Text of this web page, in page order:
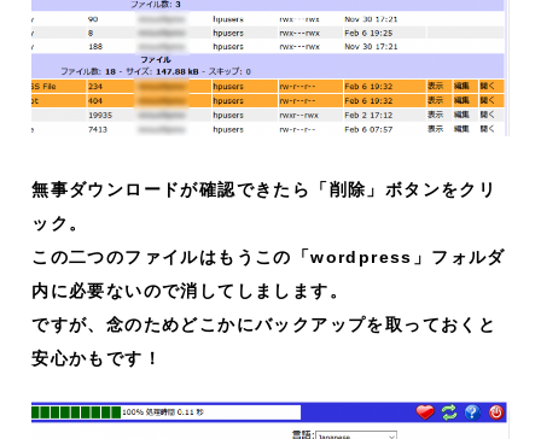
無事ダウンロードが確認できたら「削除」ボタンをクリ
ック。
この二つのファイルはもうこの「wordpress」フォルダ
内に必要ないので消してしまします。
ですが、念のためどこかにバックアップを取っておくと
安心かもです！